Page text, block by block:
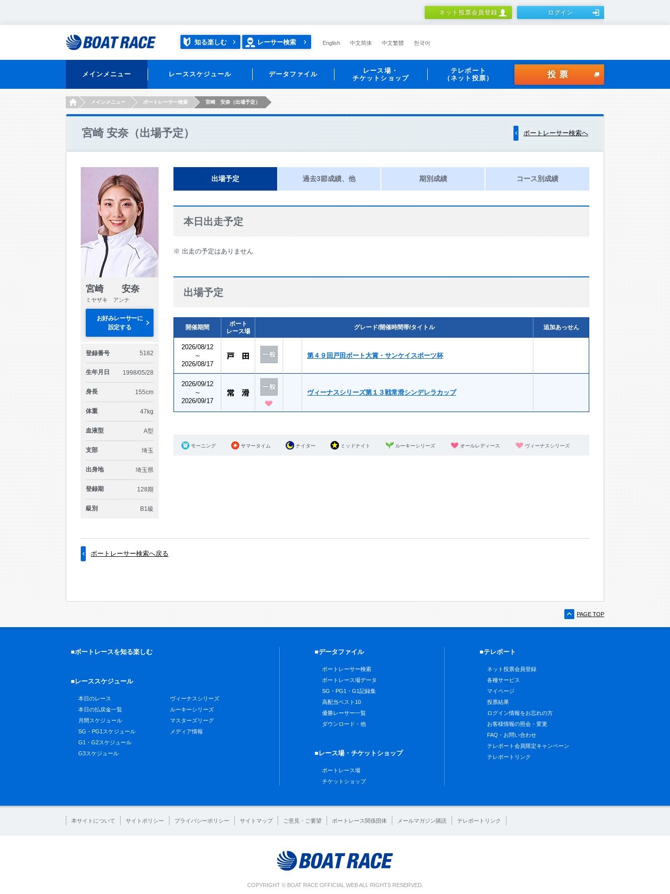
ネット投票会員登録 ログイン
知る楽しむ レーサー検索 English 中文简体 中文繁體 한국어
メインメニュー レーススケジュール データファイル
レース場・
チケットショップ
テレボート
（ネット投票）
投票
HOMEメインメニュー ボートレーサー検索 宮崎 安奈（出場予定）
宮崎 安奈（出場予定） ボートレーサー検索へ
宮崎 安奈
ミヤザキ アンナ
お好みレーサーに
設定する
登録番号 5182
生年月日 1998/05/28
身長 155cm
体重 47kg
血液型 A型
支部 埼玉
出身地 埼玉県
登録期 128期
級別 B1級
出場予定 過去3節成績、他 期別成績 コース別成績
本日出走予定
※ 出走の予定はありません
出場予定
開催期間
ボート
レース場
グレード/開催時間帯/タイトル 追加あっせん
2026/08/12
～
2026/08/17
第４９回戸田ボート大賞・サンケイスポーツ杯
2026/09/12
～
2026/09/17
ヴィーナスシリーズ第１３戦常滑シンデレラカップ
モーニング サマータイム ナイター ミッドナイト ルーキーシリーズ オールレディース ヴィーナスシリーズ
ボートレーサー検索へ戻る
PAGE TOP
■ボートレースを知る楽しむ
■レーススケジュール
本日のレース
本日の払戻金一覧
月間スケジュール
SG・PG1スケジュール
G1・G2スケジュール
G3スケジュール
ヴィーナスシリーズ
ルーキーシリーズ
マスターズリーグ
メディア情報
■データファイル
ボートレーサー検索
ボートレース場データ
SG・PG1・G1記録集
高配当ベスト10
優勝レーサー一覧
ダウンロード・他
■レース場・チケットショップ
ボートレース場
チケットショップ
■テレボート
ネット投票会員登録
各種サービス
マイページ
投票結果
ログイン情報をお忘れの方
お客様情報の照会・変更
FAQ・お問い合わせ
テレボート会員限定キャンペーン
テレボートリンク
本サイトについて サイトポリシー プライバシーポリシー サイトマップ ご意見・ご要望 ボートレース関係団体 メールマガジン購読 テレボートリンク
COPYRIGHT © BOAT RACE OFFICIAL WEB ALL RIGHTS RESERVED.